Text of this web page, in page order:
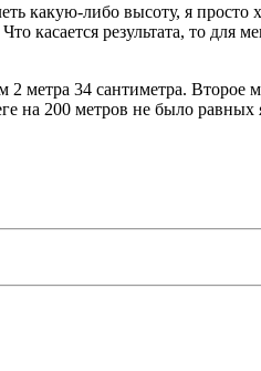
какую-либо высоту, я просто
касается результата, то для
метра 34 сантиметра. Второе
на 200 метров не было равных